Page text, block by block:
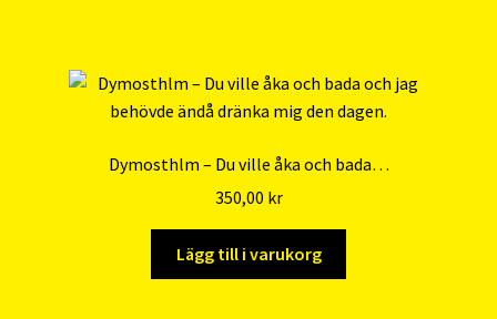
Dymosthlm – Du ville åka och bada…
350,00 kr
Lägg till i varukorg